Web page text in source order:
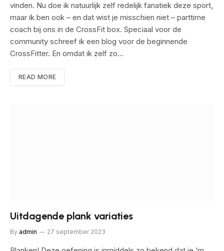
vinden. Nu doe ik natuurlijk zelf redelijk fanatiek deze sport,
maar ik ben ook – en dat wist je misschien niet – parttime
coach bij ons in de CrossFit box. Speciaal voor de
community schreef ik een blog voor de beginnende
CrossFitter. En omdat ik zelf zo…
READ MORE
Uitdagende plank variaties
By admin 27 september 2023